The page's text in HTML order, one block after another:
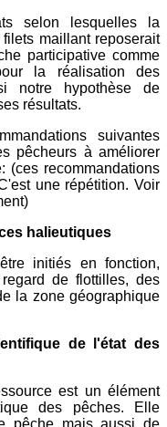
selon lesquelles la
maillant reposerait
participative comme
la réalisation des
notre hypothèse de
résultats.
suivantes
pêcheurs à améliorer
(ces recommandations
une répétition. Voir
halieutiques
initiés en fonction,
de flottilles, des
la zone géographique
de l'état des
est un élément
des pêches. Elle
pêche mais aussi de